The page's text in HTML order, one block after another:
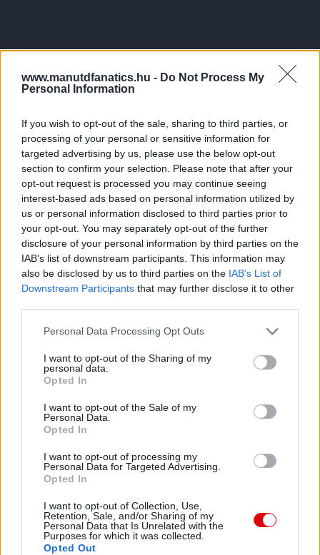
www.manutdfanatics.hu - Do Not Process My
Personal Information
If you wish to opt-out of the sale, sharing to third parties, or
processing of your personal or sensitive information for
targeted advertising by us, please use the below opt-out
section to confirm your selection. Please note that after your
opt-out request is processed you may continue seeing
interest-based ads based on personal information utilized by
us or personal information disclosed to third parties prior to
your opt-out. You may separately opt-out of the further
disclosure of your personal information by third parties on the
IAB’s list of downstream participants. This information may
also be disclosed by us to third parties on the IAB’s List of
Downstream Participants that may further disclose it to other
Please note that this website/app uses one or more Google
not limited to your visit or usage behaviour. You may click to
grant or deny consent to Google and its third-party tags to
use your data for below specified purposes in below Google
consent section.
Personal Data Processing Opt Outs
I want to opt-out of the Sharing of my
personal data.
Opted In
I want to opt-out of the Sale of my
Personal Data.
Opted In
I want to opt-out of processing my
Personal Data for Targeted Advertising.
Opted In
I want to opt-out of Collection, Use,
Retention, Sale, and/or Sharing of my
Personal Data that Is Unrelated with the
Purposes for which it was collected.
Opted Out